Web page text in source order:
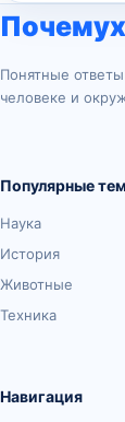
Понятные
человеке и
Популярные
Наука
История
Животные
Техника
Навигация